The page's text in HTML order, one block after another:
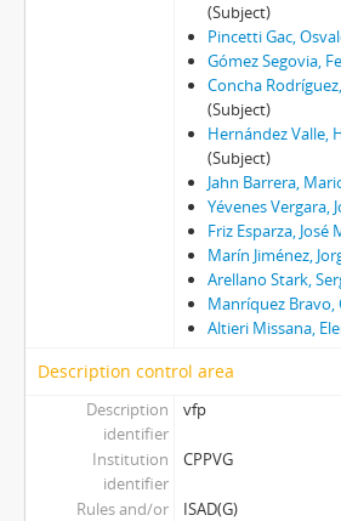
(Subject)
Pincetti Gac,
Gómez Segovia,
Concha
(Subject)
Hernández Valle,
(Subject)
Jahn Barrera,
Yévenes Vergara,
Friz Esparza, José
Marín Jiménez,
Arellano Stark,
Manríquez Bravo,
Altieri Missana,
Description control area
Description
identifier
vfp
Institution
identifier
CPPVG
Rules and/or
ISAD(G)